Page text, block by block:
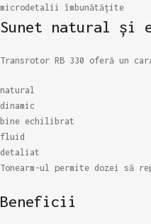
microdetalii îmbunătățite
Sunet natural și
Transrotor RB 330 oferă un
natural
dinamic
bine echilibrat
fluid
detaliat
Tonearm-ul permite dozei să
Beneficii